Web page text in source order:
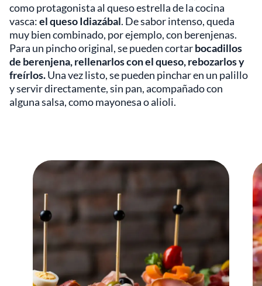
como protagonista al queso estrella de la cocina
vasca:el queso Idiazábal. De sabor intenso, queda
muy bien combinado, por ejemplo, con berenjenas.
Para un pincho original, se pueden cortarbocadillos
de berenjena, rellenarlos con el queso, rebozarlos y
freírlos.Una vez listo, se pueden pinchar en un palillo
y servir directamente, sin pan, acompañado con
alguna salsa, como mayonesa o alioli.